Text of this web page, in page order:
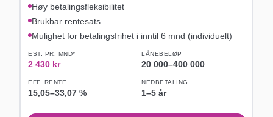
Høy betalingsfleksibilitet
Brukbar rentesats
Mulighet for betalingsfrihet i inntil 6 mnd (individuelt)
EST. PR. MND*
2 430 kr
LÅNEBELØP
20 000–400 000
EFF. RENTE
15,05–33,07 %
NEDBETALING
1–5 år